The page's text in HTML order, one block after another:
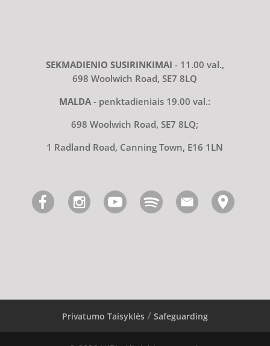
SEKMADIENIO SUSIRINKIMAI - 11.00 val.,
698 Woolwich Road, SE7 8LQ
MALDA- penktadieniais 19.00 val.:
698 Woolwich Road, SE7 8LQ;
1 Radland Road, Canning Town, E16 1LN
Privatumo Taisyklės Safeguarding